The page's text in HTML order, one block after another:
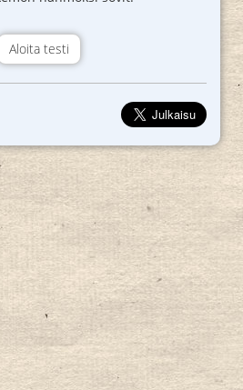
Aloita testi